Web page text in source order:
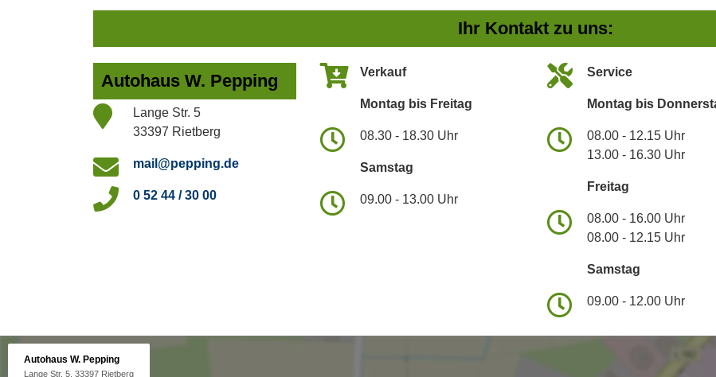
Ihr Kontakt zu uns:
Autohaus W. Pepping
Lange Str. 5
33397 Rietberg
mail@pepping.de
0 52 44 / 30 00
Verkauf
Montag bis Freitag
08.30 - 18.30 Uhr
Samstag
09.00 - 13.00 Uhr
Service
Montag bis
08.00 - 12.15 Uhr
13.00 - 16.30 Uhr
Freitag
08.00 - 16.00 Uhr
08.00 - 12.15 Uhr
Samstag
09.00 - 12.00 Uhr
Autohaus W. Pepping
Lange Str. 5, 33397 Rietberg